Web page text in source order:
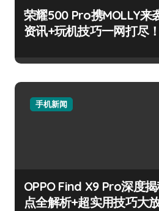
荣耀500 Pro携MOLLY来
资讯+玩机技巧一网打尽！
手机新闻
OPPO Find X9 Pro深度
点全解析+超实用技巧大